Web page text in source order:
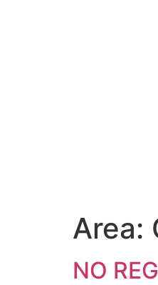
Area:
NO